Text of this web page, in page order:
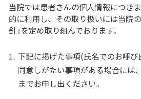
当院では患者さんの個人情報につき
的に利用し、その取り扱いには当院
針」を定め取り組んでおります。
下記に掲げた事項(氏名でのお呼
同意しがたい事項がある場合には
までお申し出ください。